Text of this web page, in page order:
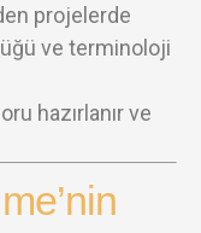
projelerde
ve terminoloji
hazırlanır ve